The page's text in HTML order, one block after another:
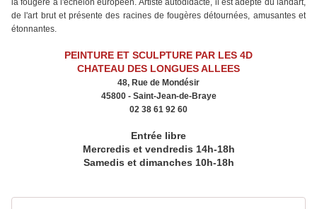
la fougère à l'échelon européen. Artiste autodidacte, il est adepte du landart,
de l'art brut et présente des racines de fougères détournées, amusantes et
étonnantes.
PEINTURE ET SCULPTURE PAR LES 4D
CHATEAU DES LONGUES ALLEES
48, Rue de Mondésir
45800 - Saint-Jean-de-Braye
02 38 61 92 60
Entrée libre
Mercredis et vendredis 14h-18h
Samedis et dimanches 10h-18h